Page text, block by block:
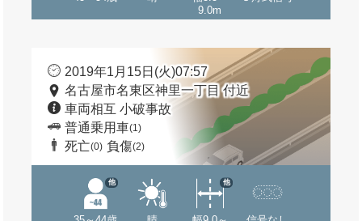
9.0m
2019年1月15日(火)07:57
名古屋市名東区神里一丁目 付近
車両相互 小破事故
普通乗用車(1)
死亡(0) 負傷(2)
他 他